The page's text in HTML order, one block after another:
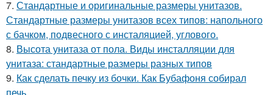
7. Стандартные и оригинальные размеры унитазов.
Стандартные размеры унитазов всех типов: напольного
с бачком, подвесного с инсталяцией, углового.
8. Высота унитаза от пола. Виды инсталляции для
унитаза: стандартные размеры разных типов
9. Как сделать печку из бочки. Как Бубафоня собирал
печь